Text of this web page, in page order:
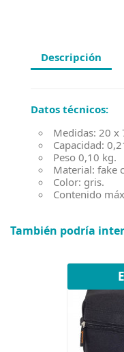
Descripción
Datos técnicos:
Medidas: 20 x
Capacidad:
Peso 0,10 kg.
Material: fake
Color: gris.
Contenido
También podría